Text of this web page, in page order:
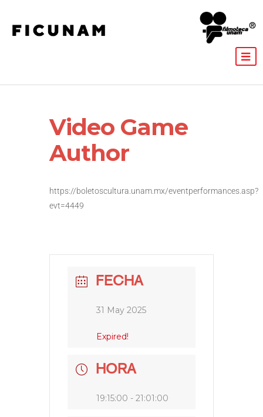
Video Game
Author
https://boletoscultura.unam.mx/eventperformances.asp?
evt=4449
FECHA
31 May 2025
Expired!
HORA
19:15:00 - 21:01:00